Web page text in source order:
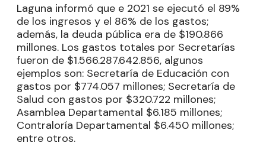
Laguna informó que e 2021 se ejecutó el 89%
de los ingresos y el 86% de los gastos;
además, la deuda pública era de $190.866
millones. Los gastos totales por Secretarías
fueron de $1.566.287.642.856, algunos
ejemplos son: Secretaría de Educación con
gastos por $774.057 millones; Secretaría de
Salud con gastos por $320.722 millones;
Asamblea Departamental $6.185 millones;
Contraloría Departamental $6.450 millones;
entre otros.